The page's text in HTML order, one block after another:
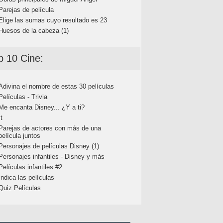
de película
las sumas cuyo resultado es 23
de la cabeza (1)
10 Cine:
el nombre de estas 30 películas
- Trivia
encanta Disney... ¿Y a ti?
de actores con más de una
juntos
de películas Disney (1)
infantiles - Disney y más
infantiles #2
las películas
Películas